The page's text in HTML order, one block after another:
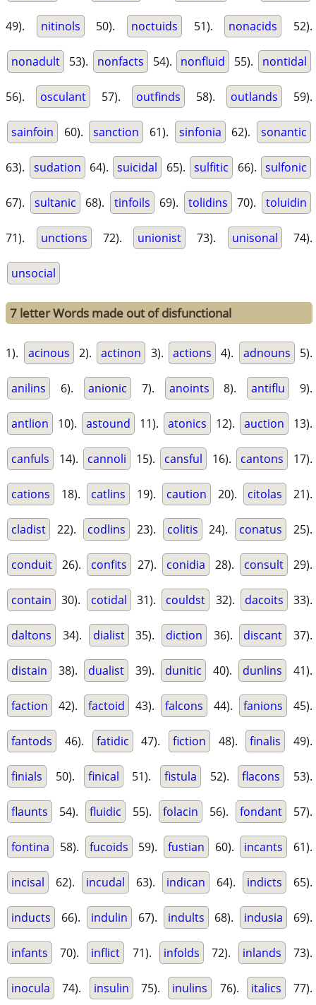
49). nitinols 50). noctuids 51). nonacids 52).
nonadult 53). nonfacts 54). nonfluid 55). nontidal
56). osculant 57). outfinds 58). outlands 59).
sainfoin 60). sanction 61). sinfonia 62). sonantic
63). sudation 64). suicidal 65). sulfitic 66). sulfonic
67). sultanic 68). tinfoils 69). tolidins 70). toluidin
71). unctions 72). unionist 73). unisonal 74).
unsocial
7 letter Words made out of disfunctional
1). acinous 2). actinon 3). actions 4). adnouns 5).
anilins 6). anionic 7). anoints 8). antiflu 9).
antlion 10). astound 11). atonics 12). auction 13).
canfuls 14). cannoli 15). cansful 16). cantons 17).
cations 18). catlins 19). caution 20). citolas 21).
cladist 22). codlins 23). colitis 24). conatus 25).
conduit 26). confits 27). conidia 28). consult 29).
contain 30). cotidal 31). couldst 32). dacoits 33).
daltons 34). dialist 35). diction 36). discant 37).
distain 38). dualist 39). dunitic 40). dunlins 41).
faction 42). factoid 43). falcons 44). fanions 45).
fantods 46). fatidic 47). fiction 48). finalis 49).
finials 50). finical 51). fistula 52). flacons 53).
flaunts 54). fluidic 55). folacin 56). fondant 57).
fontina 58). fucoids 59). fustian 60). incants 61).
incisal 62). incudal 63). indican 64). indicts 65).
inducts 66). indulin 67). indults 68). indusia 69).
infants 70). inflict 71). infolds 72). inlands 73).
inocula 74). insulin 75). inulins 76). italics 77).